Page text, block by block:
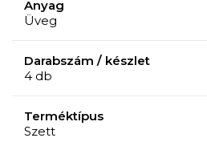
létrehozzák őket.
Mosogatógépben tisztítható.
Készlet
Anyag
Üveg
Darabszám / készlet
4 db
Terméktípus
Szett